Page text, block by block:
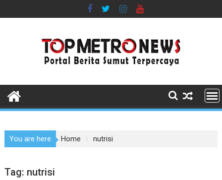
to
You are here Home nutrisi
Tag: nutrisi